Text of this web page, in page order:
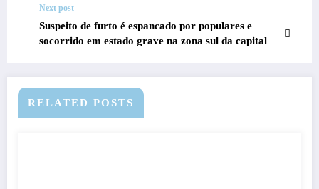
Next post
Suspeito de furto é espancado por populares e
socorrido em estado grave na zona sul da capital
RELATED POSTS